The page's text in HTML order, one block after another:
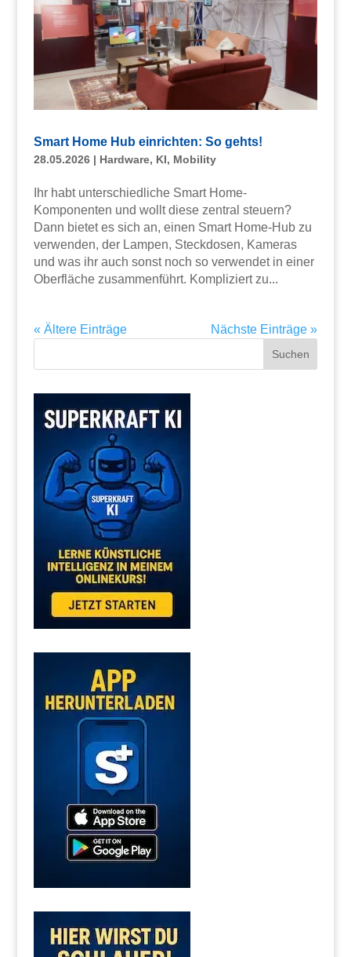
Smart Home Hub einrichten: So gehts!
28.05.2026| Hardware, KI, Mobility
Ihr habt unterschiedliche Smart Home-
Komponenten und wollt diese zentral steuern?
Dann bietet es sich an, einen Smart Home-Hub zu
verwenden, der Lampen, Steckdosen, Kameras
und was ihr auch sonst noch so verwendet in einer
Oberfläche zusammenführt. Kompliziert zu...
« Ältere Einträge Nächste Einträge »